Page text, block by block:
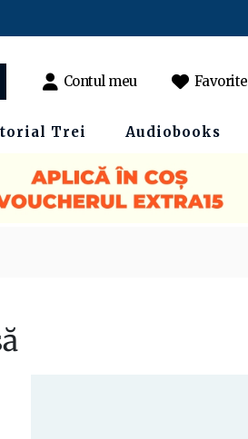
Contul meu Favorite
Trei Audiobooks